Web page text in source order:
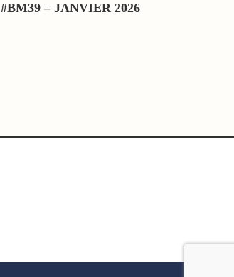
#BM39 – JANVIER 2026